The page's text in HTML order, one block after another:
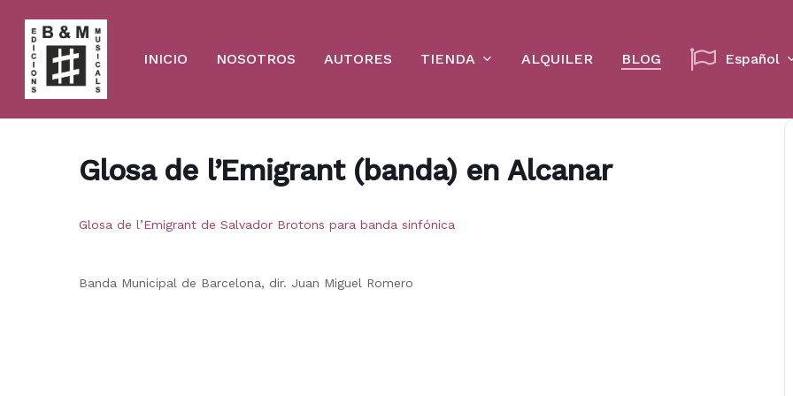
main
content
INICIO NOSOTROS AUTORES TIENDA ALQUILER BLOG Español
Glosa de l’Emigrant (banda) en Alcanar
Glosa de l’Emigrant de Salvador Brotons para banda sinfónica
Banda Municipal de Barcelona, dir. Juan Miguel Romero